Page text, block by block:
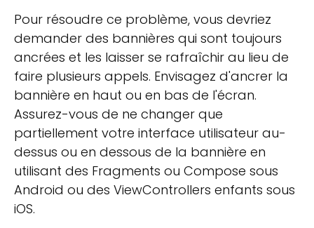
Pour résoudre ce problème, vous devriez
demander des bannières qui sont toujours
ancrées et les laisser se rafraîchir au lieu de
faire plusieurs appels. Envisagez d'ancrer la
bannière en haut ou en bas de l'écran.
Assurez-vous de ne changer que
partiellement votre interface utilisateur au-
dessus ou en dessous de la bannière en
utilisant des Fragments ou Compose sous
Android ou des ViewControllers enfants sous
iOS.